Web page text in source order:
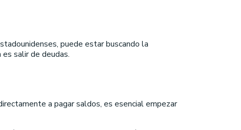
puede estar buscando la
salir de deudas.
a pagar saldos, es esencial empezar